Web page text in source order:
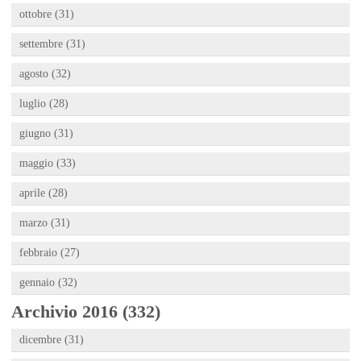
ottobre (31)
settembre (31)
agosto (32)
luglio (28)
giugno (31)
maggio (33)
aprile (28)
marzo (31)
febbraio (27)
gennaio (32)
Archivio 2016 (332)
dicembre (31)